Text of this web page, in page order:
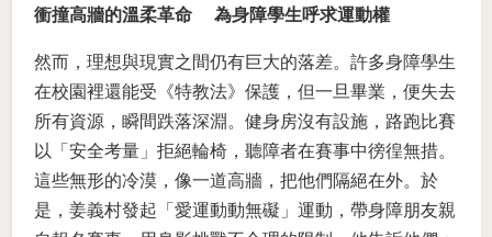
衝撞高牆的溫柔革命 為身障學生呼求運動權
然而，理想與現實之間仍有巨大的落差。許多身障學生
在校園裡還能受《特教法》保護，但一旦畢業，便失去
所有資源，瞬間跌落深淵。健身房沒有設施，路跑比賽
以「安全考量」拒絕輪椅，聽障者在賽事中徬徨無措。
這些無形的冷漠，像一道高牆，把他們隔絕在外。於
是，姜義村發起「愛運動動無礙」運動，帶身障朋友親